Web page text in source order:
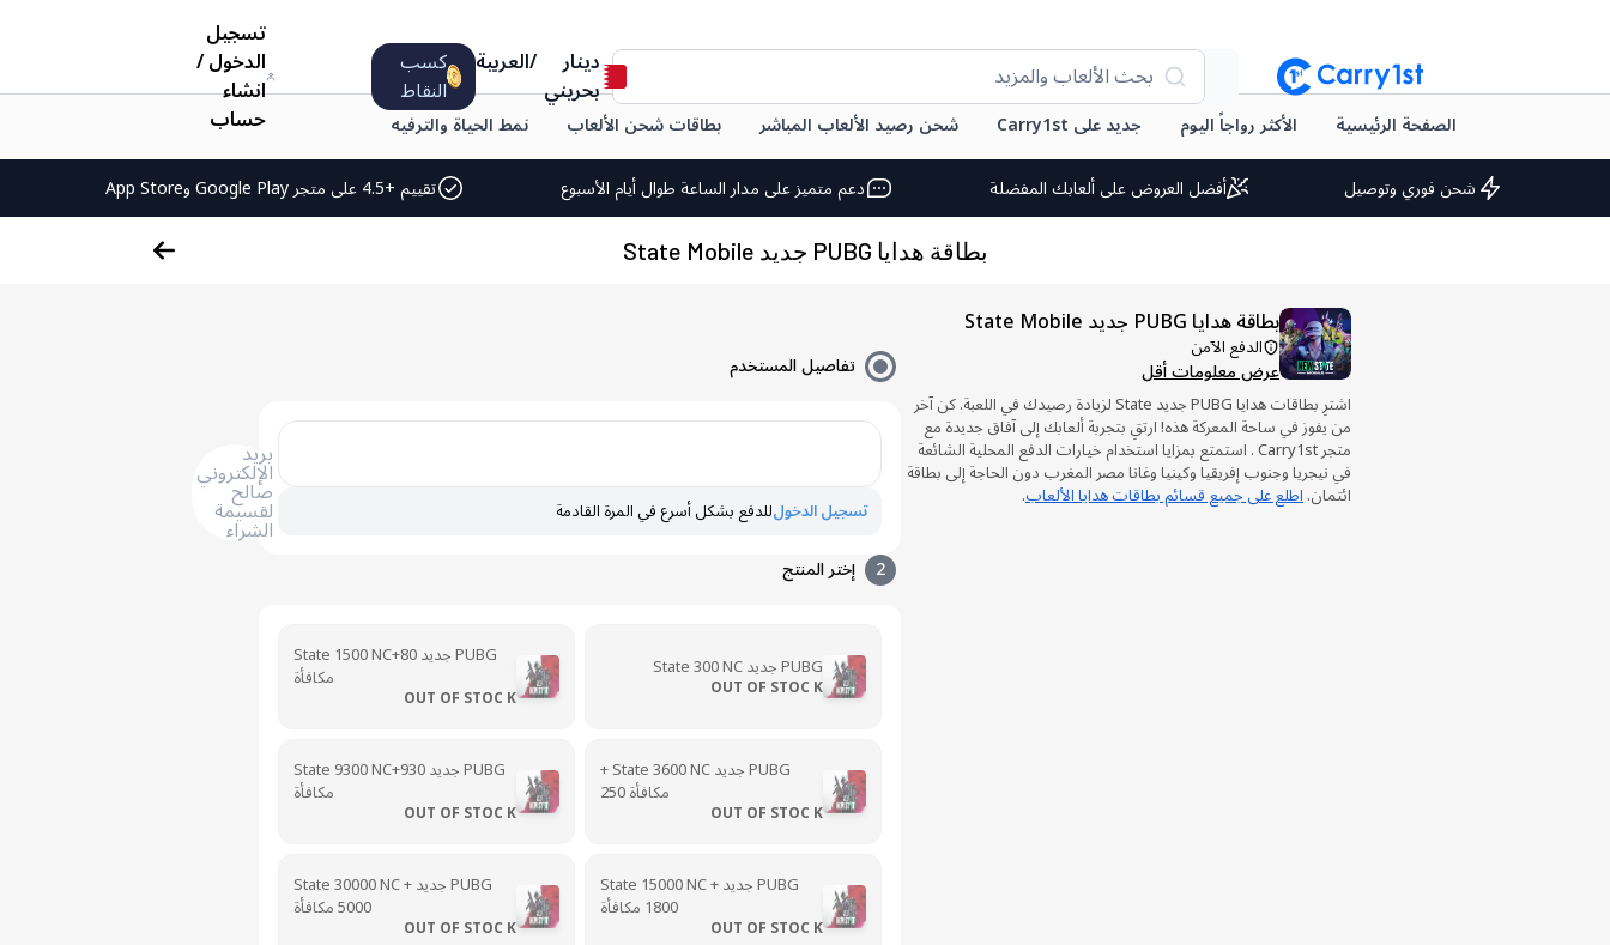
بحث الألعاب والمزيد دينار
بحريني
/العربية كسب
النقاط
تسجيل
الدخول/
انشاء
حساب الصفحة الرئيسية الأكثر رواجاً اليوم جديد على Carry1st شحن رصيد الألعاب المباشر بطاقات شحن الألعاب
نمط الحياة والترفيه
شحن فوري وتوصيل
أفضل العروض على ألعابك المفضلة دعم متميز على مدار الساعة طوال أيام الأسبوع تقييم +4.5 على متجر Google Play وApp Store
بطاقة هدايا PUBG جديد State Mobile
بطاقة هدايا PUBG جديد State Mobile
الدفع الآمن
عرض معلومات أقل
اشترِ بطاقات هدايا PUBG جديد State لزيادة رصيدك في اللعبة. كن آخر
من يفوز في ساحة المعركة هذه! ارتقِ بتجربة ألعابك إلى آفاق جديدة مع
متجر Carry1st . استمتع بمزايا استخدام خيارات الدفع المحلية الشائعة
في نيجريا وجنوب إفريقيا وكينيا وغانا مصر المغرب دون الحاجة إلى بطاقة
ائتمان.اطلع على جميع قسائم بطاقات هدايا الألعاب.
تفاصيل المستخدم
بريدالإلكتروني
صالح
لقسيمة
الشراء تسجيل الدخولللدفع بشكل أسرع في المرة القادمة
2 إختر المنتج
PUBG جديد State 300 NC
OUT OF STOC K
PUBG جديد State 1500 NC+80
مكافأة
OUT OF STOC K
PUBG جديد State 3600 NC +
مكافأة 250
OUT OF STOC K
PUBG جديد State 9300 NC+930
مكافأة
OUT OF STOC K
PUBG جديد State 15000 NC +
1800 مكافأة
OUT OF STOC K
PUBG جديد State 30000 NC +
5000 مكافأة
OUT OF STOC K